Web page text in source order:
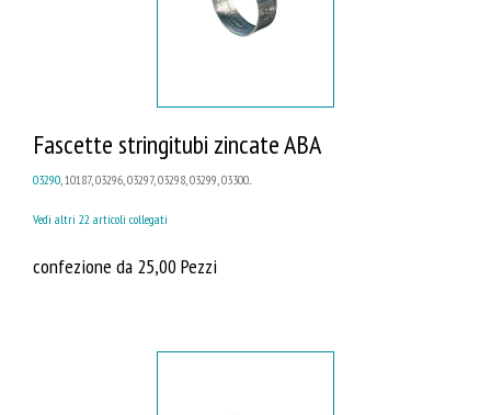
Fascette stringitubi zincate ABA
03290 , 10187, 03296, 03297, 03298, 03299, 03300...
Vedi altri 22 articoli collegati
confezione da 25,00 Pezzi